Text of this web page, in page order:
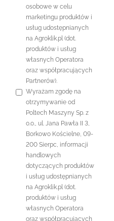
osobowe w celu
marketingu produktów i
usług udostępnianych
na Agroklik.pl (dot.
produktów i usług
własnych Operatora
oraz współpracujących
Partnerów).
Wyrażam zgodę na
otrzymywanie od
Poltech Maszyny Sp. z
o.o., ul. Jana Pawła II 3,
Borkowo Kościelne, 09-
200 Sierpc, informacji
handlowych
dotyczących produktów
i usług udostępnianych
na Agroklik.pl (dot.
produktów i usług
własnych Operatora
oraz współpracujących